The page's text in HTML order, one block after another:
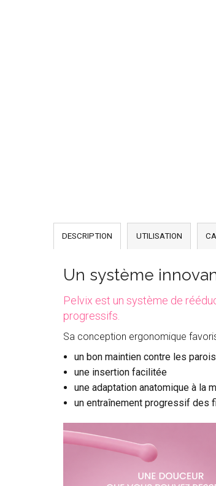
DESCRIPTION UTILISATION
Un système
Pelvix est un système de
progressifs.
Sa conception ergonomique
un bon maintien contre les
une insertion facilitée
une adaptation anatomique à la
un entraînement progressif des